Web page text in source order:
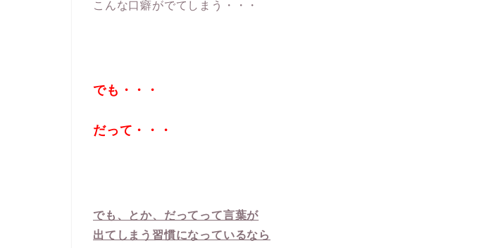
こんな口癖がでてしまう・・・
でも・・・
だって・・・
でも、とか、だってって言葉が
出てしまう習慣になっているなら